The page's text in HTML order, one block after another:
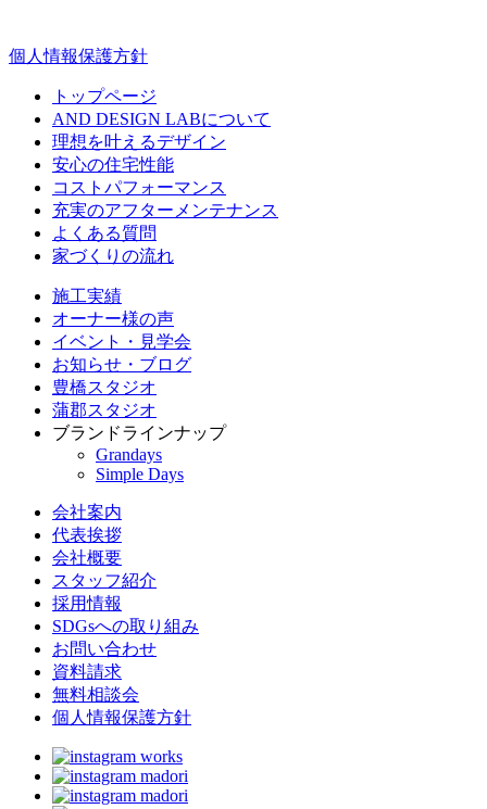
個人情報保護方針
トップページ
AND DESIGN LABについて
理想を叶えるデザイン
安心の住宅性能
コストパフォーマンス
充実のアフターメンテナンス
よくある質問
家づくりの流れ
施工実績
オーナー様の声
イベント・見学会
お知らせ・ブログ
豊橋スタジオ
蒲郡スタジオ
ブランドラインナップ
Grandays
Simple Days
会社案内
代表挨拶
会社概要
スタッフ紹介
採用情報
SDGsへの取り組み
お問い合わせ
資料請求
無料相談会
個人情報保護方針